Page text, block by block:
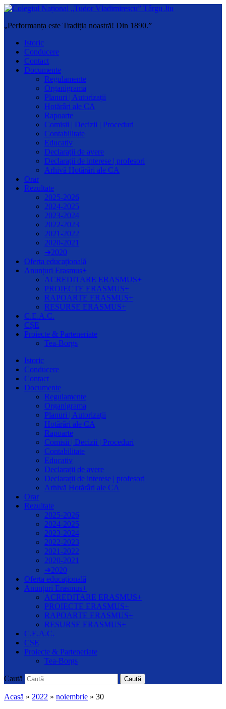
„Performanța este Tradiția noastră! Din 1890.”
Istoric
Conducere
Contact
Documente
Regulamente
Organigrama
Planuri | Autorizații
Hotărâri ale CA
Rapoarte
Comisii | Decizii | Proceduri
Contabilitate
Educativ
Declarații de avere
Declarații de interese | profesori
Arhivă Hotărâri ale CA
Orar
Rezultate
2025-2026
2024-2025
2023-2024
2022-2023
2021-2022
2020-2021
➔2020
Oferta educațională
Anunțuri Erasmus+
ACREDITARE ERASMUS+
PROIECTE ERASMUS+
RAPOARTE ERASMUS+
RESURSE ERASMUS+
C.E.A.C.
CȘE
Proiecte & Parteneriate
Tea-Borgs
Istoric
Conducere
Contact
Documente
Regulamente
Organigrama
Planuri | Autorizații
Hotărâri ale CA
Rapoarte
Comisii | Decizii | Proceduri
Contabilitate
Educativ
Declarații de avere
Declarații de interese | profesori
Arhivă Hotărâri ale CA
Orar
Rezultate
2025-2026
2024-2025
2023-2024
2022-2023
2021-2022
2020-2021
➔2020
Oferta educațională
Anunțuri Erasmus+
ACREDITARE ERASMUS+
PROIECTE ERASMUS+
RAPOARTE ERASMUS+
RESURSE ERASMUS+
C.E.A.C.
CȘE
Proiecte & Parteneriate
Tea-Borgs
Caută Caută
Acasă » 2022 » noiembrie » 30